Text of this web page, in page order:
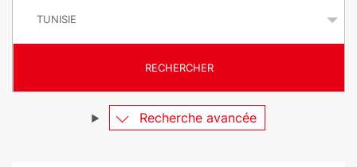
ê
e
RECHERCHER
Recherche avancée